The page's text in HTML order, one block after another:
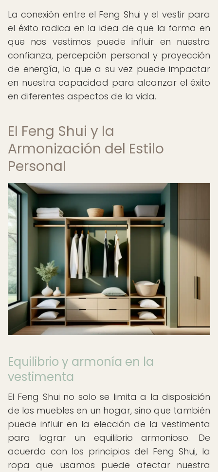
La conexión entre el Feng Shui y el vestir para
el éxito radica en la idea de que la forma en
que nos vestimos puede influir en nuestra
confianza, percepción personal y proyección
de energía, lo que a su vez puede impactar
en nuestra capacidad para alcanzar el éxito
en diferentes aspectos de la vida.
El Feng Shui y la
Armonización del Estilo
Personal
Equilibrio y armonía en la
vestimenta
El Feng Shui no solo se limita a la disposición
de los muebles en un hogar, sino que también
puede influir en la elección de la vestimenta
para lograr un equilibrio armonioso. De
acuerdo con los principios del Feng Shui, la
ropa que usamos puede afectar nuestra